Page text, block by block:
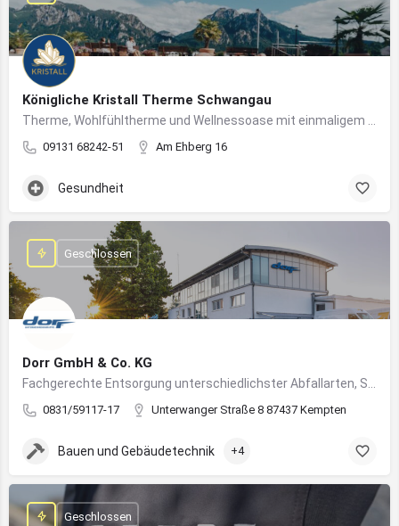
Königliche Kristall Therme Schwangau
09131 68242-51 Am Ehberg 16
Gesundheit
Dorr GmbH & Co. KG
0831/59117-17 Unterwanger Straße 8 87437 Kempten
Geschlossen
Bauen und Gebäudetechnik +4
Geschlossen